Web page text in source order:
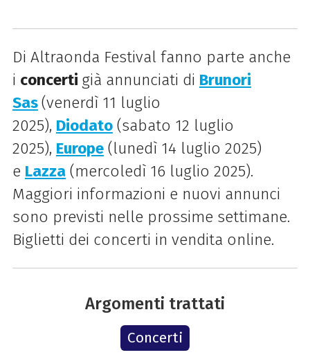
Di Altraonda Festival fanno parte anche
i concerti già annunciati di Brunori
Sas(venerdì 11 luglio
2025), Diodato (sabato 12 luglio
2025), Europe (lunedì 14 luglio 2025)
e Lazza (mercoledì 16 luglio 2025).
Maggiori informazioni e nuovi annunci
sono previsti nelle prossime settimane.
Biglietti dei concerti in vendita online.
Argomenti trattati
Concerti